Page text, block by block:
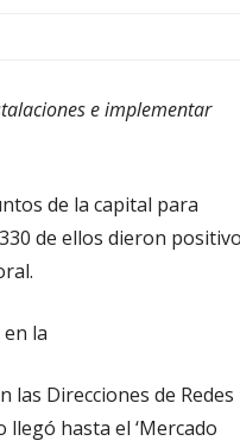
e implementar
de la capital para
de ellos dieron
la
las Direcciones de Redes
llegó hasta el ‘Mercado